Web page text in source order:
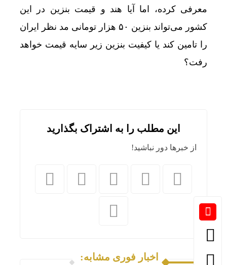
معرفی کرده، اما آیا هند و قیمت بنزین در این
کشور می‌تواند بنزین ۵۰ هزار تومانی مد نظر ایران
را تامین کند یا کیفیت بنزین زیر سایه قیمت خواهد
رفت؟
این مطلب را به اشتراک بگذارید
از خبرها دور نباشید!
اخبار فوری مشابه: